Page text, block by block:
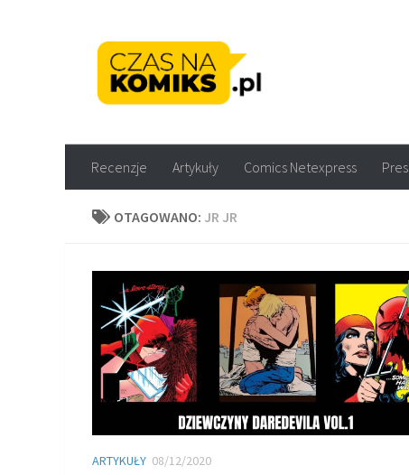
Recenzje Artykuły Comics Netexpress
OTAGOWANO: JR JR
ARTYKUŁY 08/12/2020